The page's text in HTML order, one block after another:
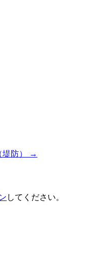
防） →
してください。